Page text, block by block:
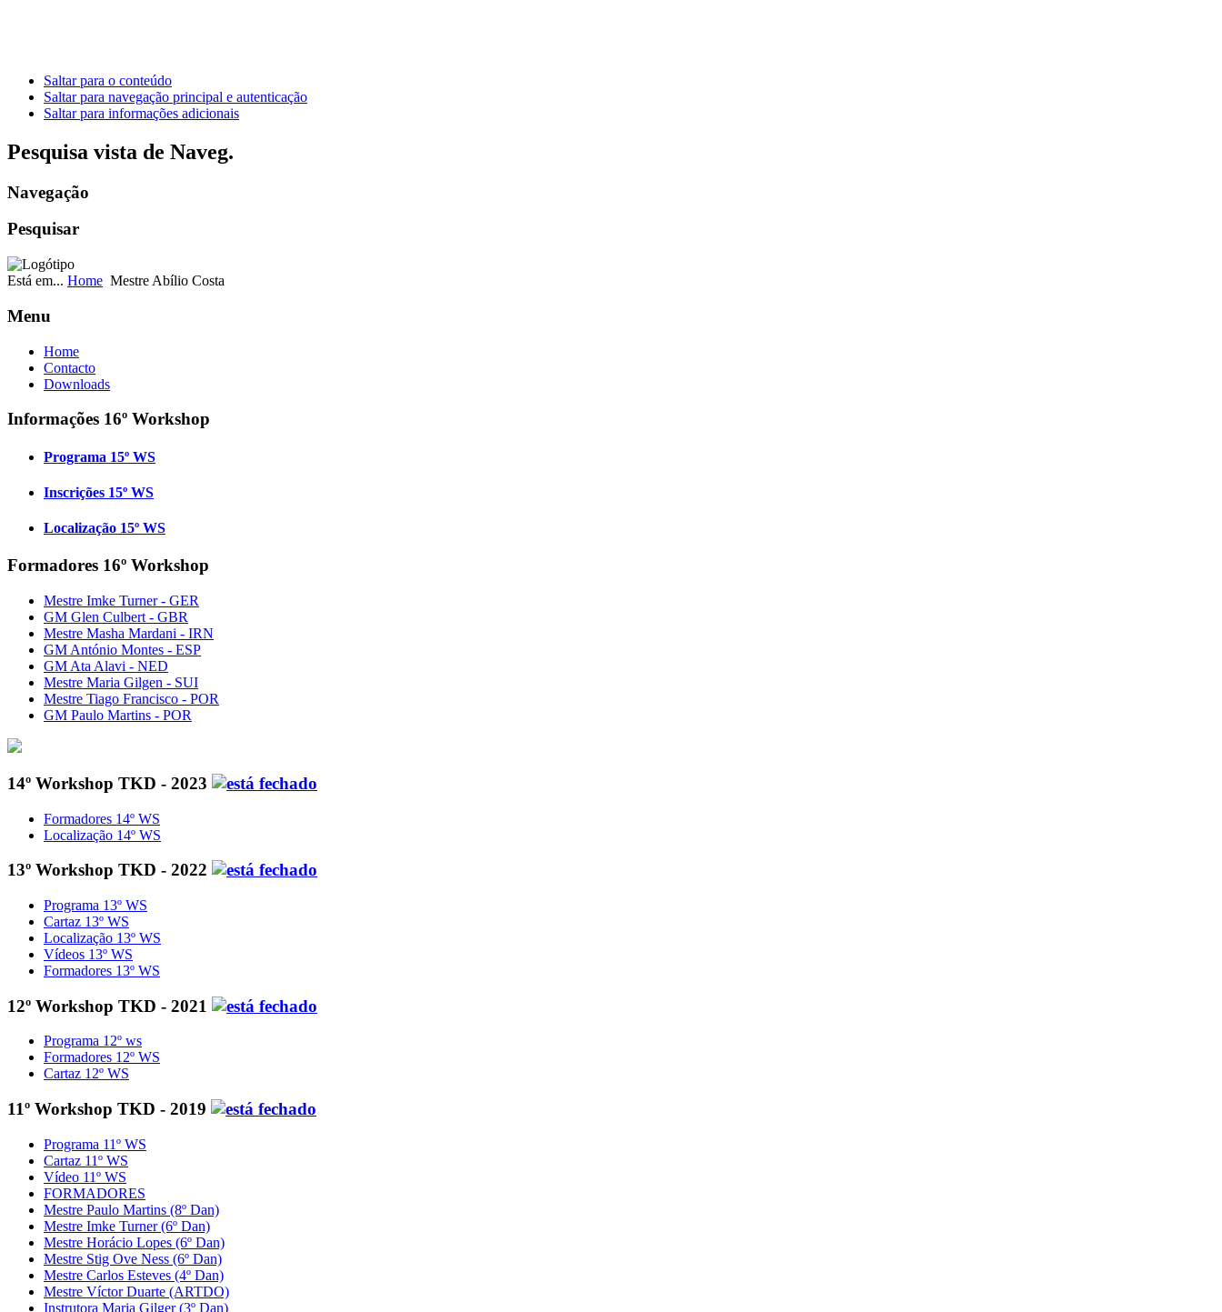
Saltar para o conteúdo
Saltar para navegação principal e autenticação
Saltar para informações adicionais
Pesquisa vista de Naveg.
Navegação
Pesquisar
Está em... Home Mestre Abílio Costa
Menu
Home
Contacto
Downloads
Informações 16º Workshop
Programa 15º WS
Inscrições 15º WS
Localização 15º WS
Formadores 16º Workshop
Mestre Imke Turner - GER
GM Glen Culbert - GBR
Mestre Masha Mardani - IRN
GM António Montes - ESP
GM Ata Alavi - NED
Mestre Maria Gilgen - SUI
Mestre Tiago Francisco - POR
GM Paulo Martins - POR
14º Workshop TKD - 2023
Formadores 14º WS
Localização 14º WS
13º Workshop TKD - 2022
Programa 13º WS
Cartaz 13º WS
Localização 13º WS
Vídeos 13º WS
Formadores 13º WS
12º Workshop TKD - 2021
Programa 12º ws
Formadores 12º WS
Cartaz 12º WS
11º Workshop TKD - 2019
Programa 11º WS
Cartaz 11º WS
Vídeo 11º WS
FORMADORES
Mestre Paulo Martins (8º Dan)
Mestre Imke Turner (6º Dan)
Mestre Horácio Lopes (6º Dan)
Mestre Stig Ove Ness (6º Dan)
Mestre Carlos Esteves (4º Dan)
Mestre Víctor Duarte (ARTDO)
Instrutora Maria Gilger (3º Dan)